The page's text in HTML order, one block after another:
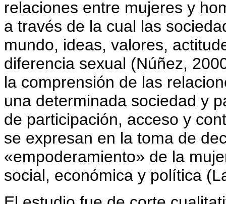
relaciones entre mujeres y
a través de la cual las
mundo, ideas, valores,
diferencia sexual (Núñez,
la comprensión de las
una determinada sociedad y
de participación, acceso y
se expresan en la toma de
«empoderamiento» de la
social, económica y política